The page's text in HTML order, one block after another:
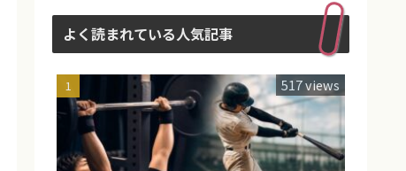
よく読まれている人気記事
517 views